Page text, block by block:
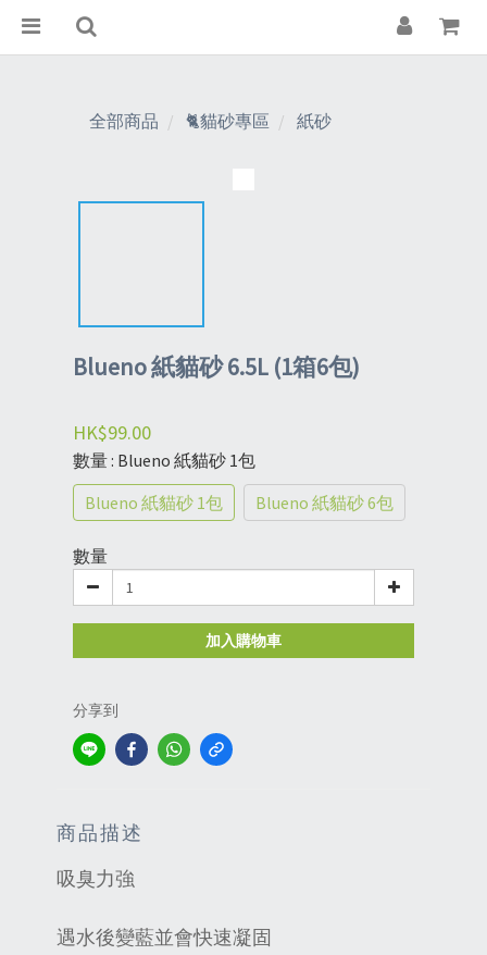
全部商品 🐈貓砂專區 紙砂
Blueno 紙貓砂 6.5L (1箱6包)
HK$99.00
數量: Blueno 紙貓砂 1包
Blueno 紙貓砂 1包
Blueno 紙貓砂 6包
數量
加入購物車
分享到
商品描述
吸臭力強
遇水後變藍並會快速凝固